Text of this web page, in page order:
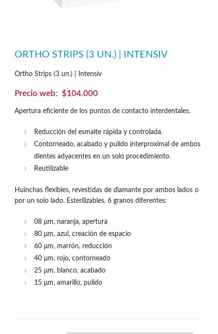
ORTHO STRIPS (3 UN.) | INTENSIV
Ortho Strips (3 un.) | Intensiv
$104.000
Apertura eficiente de los puntos de contacto interdentales.
Reducción del esmalte rápida y controlada.
Contorneado, acabado y pulido interproximal de ambos
dientes adyacentes en un solo procedimiento.
Reutilizable
Huinchas flexibles, revestidas de diamante por ambos lados o
por un solo lado. Esterilizables. 6 granos diferentes:
08 μm, naranja, apertura
80 μm, azul, creación de espacio
60 μm, marrón, reducción
40 μm, rojo, contorneado
25 μm, blanco, acabado
15 μm, amarillo, pulido